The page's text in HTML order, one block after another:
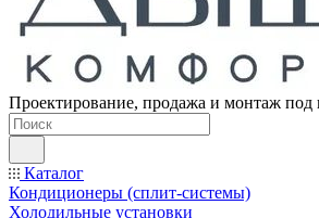
Проектирование, продажа и монтаж под
Каталог
Кондиционеры (сплит-системы)
Холодильные установки